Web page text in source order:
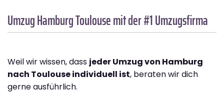
Umzug HamburgToulousemit der #1 Umzugsfirma
Weil wir wissen, dass jeder Umzug von Hamburg
nach Toulouse individuell ist, beraten wir dich
gerne ausführlich.